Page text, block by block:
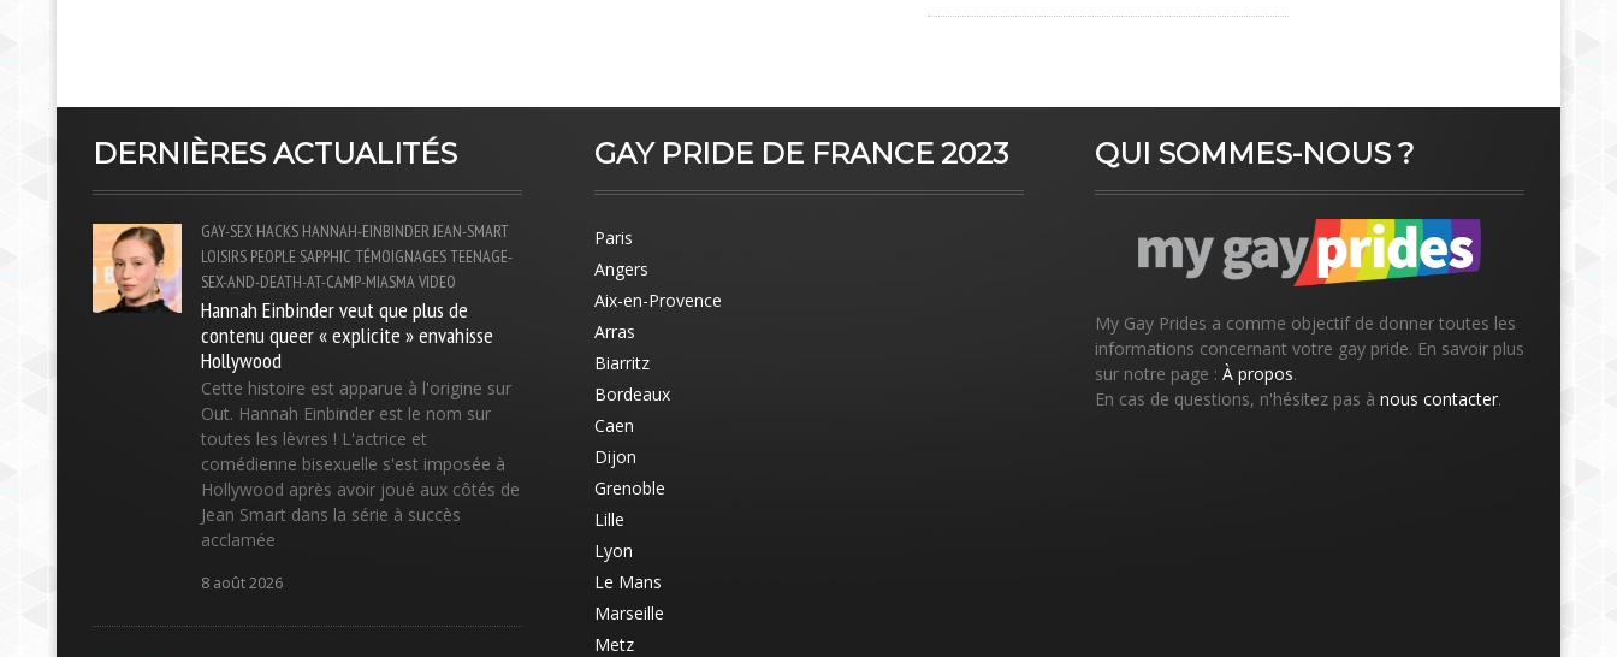
DERNIÈRES ACTUALITÉS
GAY-SEX HACKS HANNAH-EINBINDERJEAN-SMART
LOISIRS PEOPLE SAPPHIC TÉMOIGNAGESTEENAGE-
SEX-AND-DEATH-AT-CAMP-MIASMAVIDEO
Hannah Einbinder veut que plus de
contenu queer « explicite » envahisse
Hollywood
Cette histoire est apparue à l'origine sur
Out. Hannah Einbinder est le nom sur
toutes les lèvres ! L'actrice et
comédienne bisexuelle s'est imposée à
Hollywood après avoir joué aux côtés de
Jean Smart dans la série à succès
acclamée
8 août 2026
GAY PRIDE DE FRANCE 2023
Paris
Angers
Aix-en-Provence
Arras
Biarritz
Bordeaux
Caen
Dijon
Grenoble
Lille
Lyon
Le Mans
Marseille
Metz
QUI SOMMES-NOUS ?
My Gay Prides a comme objectif de donner toutes les
informations concernant votre gay pride. En savoir plus
sur notre page : À propos.
En cas de questions, n'hésitez pas à nous contacter.